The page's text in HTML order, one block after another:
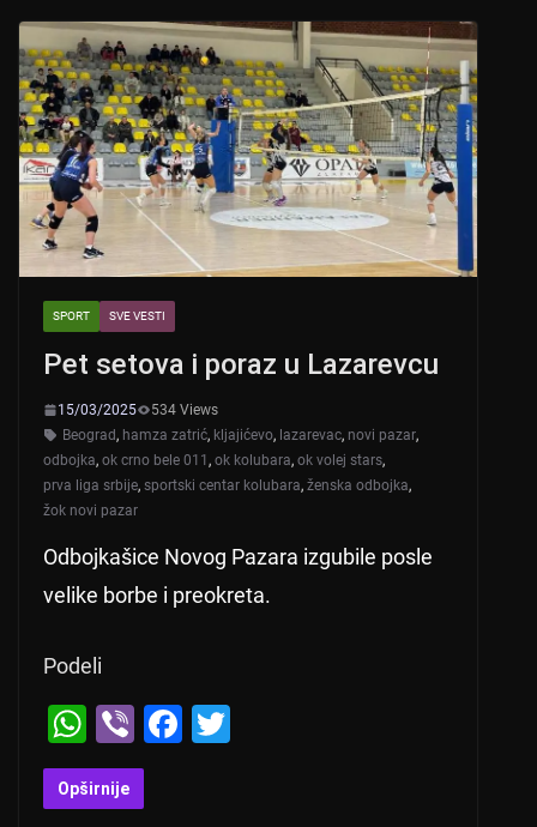
A
p
p
b
o
o
k
SPORT SVE VESTI
Pet setova i poraz u Lazarevcu
15/03/2025
534 Views
Beograd, hamza zatrić, kljajićevo, lazarevac, novi pazar,
odbojka, ok crno bele 011 , ok kolubara, ok volej stars,
prva liga srbije, sportski centar kolubara, ženska odbojka,
žok novi pazar
Odbojkašice Novog Pazara izgubile posle
velike borbe i preokreta.
Podeli
W
h
at
Vi
b
er
F
Opširnije